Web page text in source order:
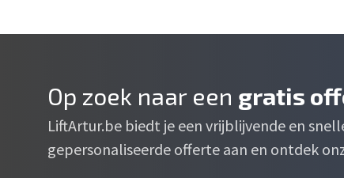
Op zoek naar een gratis
LiftArtur.be biedt je een vrijblijvende en
gepersonaliseerde offerte aan en ontdek